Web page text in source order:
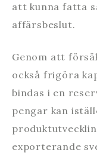
att kunna fatta
affärsbeslut.
Genom att
också frigöra
bindas i en
pengar kan
exporterande